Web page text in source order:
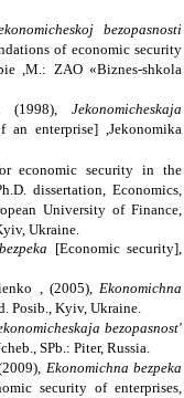
bezopasnosti
of economic security
,M.: ZAO «Biznes-shkola
(1998), Jekonomicheskaja
an enterprise] ,Jekonomika
economic security in the
dissertation, Economics,
University of Finance,
Ukraine.
[Economic security],
, (2005), Ekonomichna
Posib., Kyiv, Ukraine.
bezopasnost'
SPb.: Piter, Russia.
Ekonomichna bezpeka
security of enterprises,